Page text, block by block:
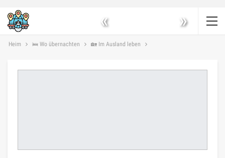
« »
Heim 🛌 Wo übernachten 🏡 Im Ausland leben